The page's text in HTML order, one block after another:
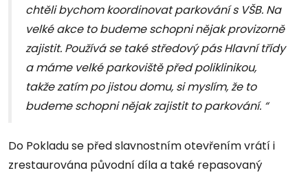
chtěli bychom koordinovat parkování s VŠB. Na
velké akce to budeme schopni nějak provizorně
zajistit. Používá se také středový pás Hlavní třídy
a máme velké parkoviště před poliklinikou,
takže zatím po jistou domu, si myslím, že to
budeme schopni nějak zajistit to parkování. “
Do Pokladu se před slavnostním otevřením vrátí i
zrestaurována původní díla a také repasovaný